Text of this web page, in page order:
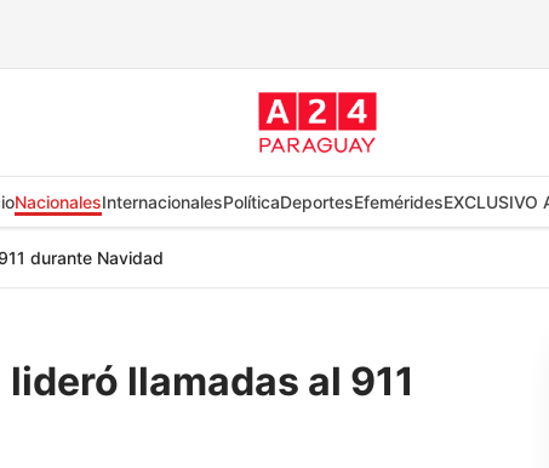
NacionalesInternacionalesPolíticaDeportesEfeméridesEXCLUSIVO
durante Navidad
llamadas al 911